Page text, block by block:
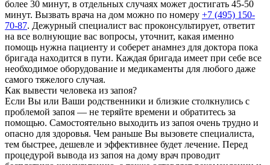
более 30 минут, в отдельных случаях может достигать 45-50
минут. Вызвать врача на дом можно по номеру +7 (495) 150-
70-87. Дежурный специалист вас проконсультирует, ответит
на все волнующие вас вопросы, уточнит, какая именно
помощь нужна пациенту и соберет анамнез для доктора пока
бригада находится в пути. Каждая бригада имеет при себе все
необходимое оборудование и медикаменты для любого даже
самого тяжелого случая.
Как вывести человека из запоя?
Если Вы или Ваши родственники и близкие столкнулись с
проблемой запоя — не теряйте времени и обратитесь за
помощью. Самостоятельно выходить из запоя очень трудно и
опасно для здоровья. Чем раньше Вы вызовете специалиста,
тем быстрее, дешевле и эффективнее будет лечение. Перед
процедурой вывода из запоя на дому врач проводит